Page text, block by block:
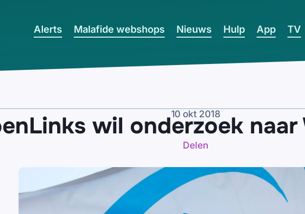
Alerts Malafide webshops Nieuws Hulp App TV
10 okt 2018
wil onderzoek
Delen